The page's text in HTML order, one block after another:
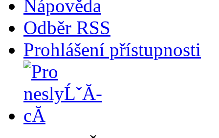
Nápověda
Odběr RSS
Prohlášení přístupnosti